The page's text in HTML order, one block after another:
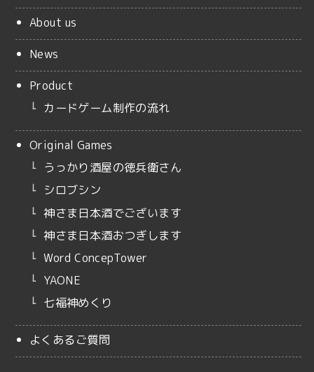
About us
News
Product
カードゲーム制作の流れ
Original Games
うっかり酒屋の徳兵衛さん
シロブシン
神さま日本酒でございます
神さま日本酒おつぎします
Word ConcepTower
YAONE
七福神めくり
よくあるご質問